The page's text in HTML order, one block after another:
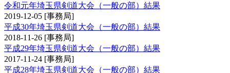
令和元年埼玉県剣道大会（一般の部）結果
2019-12-05 [事務局]
平成30年埼玉県剣道大会（一般の部）結果
2018-11-26 [事務局]
平成29年埼玉県剣道大会（一般の部）結果
2017-11-24 [事務局]
平成28年埼玉県剣道大会（一般の部）結果